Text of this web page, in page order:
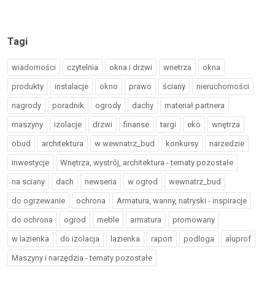
Tagi
wiadomości czytelnia okna i drzwi wnetrza okna
produkty instalacje okno prawo ściany nieruchomości
nagrody poradnik ogrody dachy materiał partnera
maszyny izolacje drzwi finanse targi eko wnętrza
obud architektura w wewnatrz_bud konkursy narzedzie
inwestycje Wnętrza, wystrój, architektura - tematy pozostałe
na sciany dach newseria w ogrod wewnatrz_bud
do ogrzewanie ochrona Armatura, wanny, natryski - inspiracje
do ochrona ogrod meble armatura promowany
w lazienka do izolacja lazienka raport podloga aluprof
Maszyny i narzędzia - tematy pozostałe